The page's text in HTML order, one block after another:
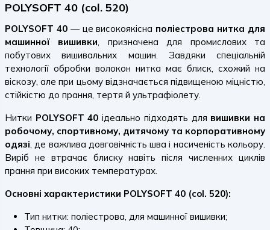
POLYSOFT 40 (col. 520)
POLYSOFT 40— це високоякісна поліестрова нитка для
машинної вишивки, призначена для промислових та
побутових вишивальних машин. Завдяки спеціальній
технології обробки волокон нитка має блиск, схожий на
віскозу, але при цьому відзначається підвищеною міцністю,
стійкістю до прання, тертя й ультрафіолету.
Нитки POLYSOFT 40 ідеально підходять для вишивки на
робочому, спортивному, дитячому та корпоративному
одязі, де важлива довговічність шва і насиченість кольору.
Виріб не втрачає блиску навіть після численних циклів
прання при високих температурах.
Основні характеристики POLYSOFT 40 (col. 520):
Тип нитки: поліестрова, для машинної вишивки;